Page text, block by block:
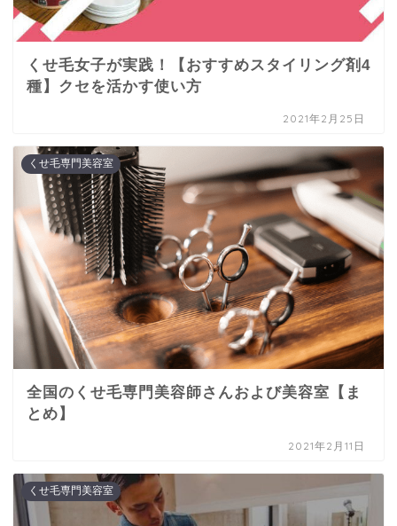
くせ毛女子が実践！【おすすめスタイリング剤4
種】クセを活かす使い方
2021年2月25日
くせ毛専門美容室
全国のくせ毛専門美容師さんおよび美容室【ま
とめ】
2021年2月11日
くせ毛専門美容室